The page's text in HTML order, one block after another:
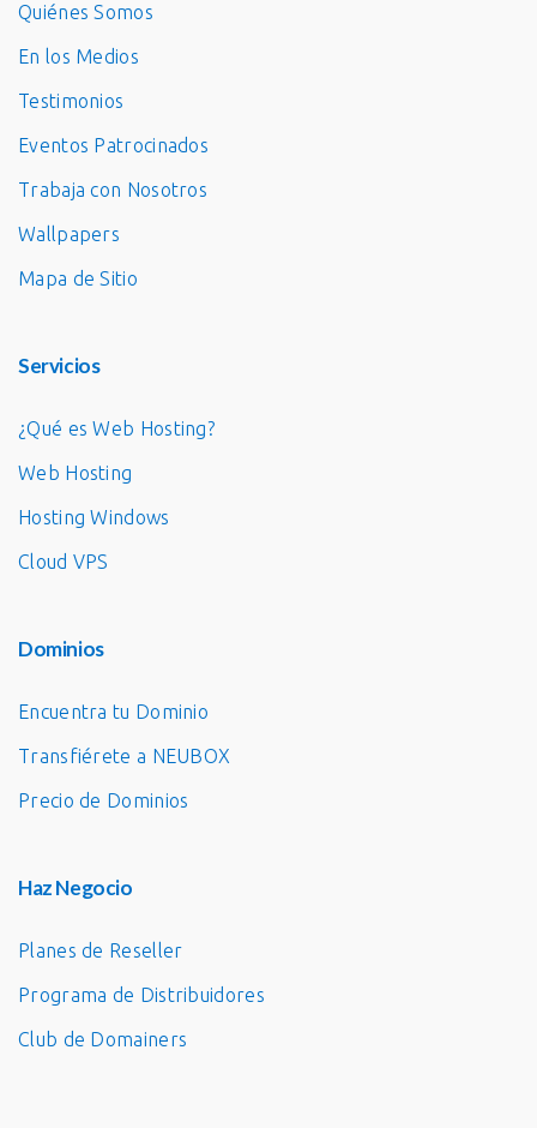
Quiénes Somos
En los Medios
Testimonios
Eventos Patrocinados
Trabaja con Nosotros
Wallpapers
Mapa de Sitio
Servicios
¿Qué es Web Hosting?
Web Hosting
Hosting Windows
Cloud VPS
Dominios
Encuentra tu Dominio
Transfiérete a NEUBOX
Precio de Dominios
Haz Negocio
Planes de Reseller
Programa de Distribuidores
Club de Domainers